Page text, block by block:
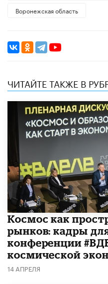
Воронежская область
ЧИТАЙТЕ ТАКЖЕ В
Космос как
рынков: кадры
конференции
космической
14 АПРЕЛЯ